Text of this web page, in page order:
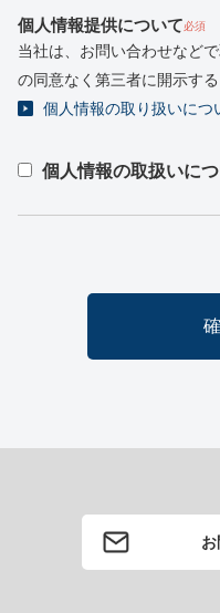
個人情報提供について必須
当社は、お問い合わせなど
の同意なく第三者に開示する
個人情報の取り扱いにつ
個人情報の取扱いに